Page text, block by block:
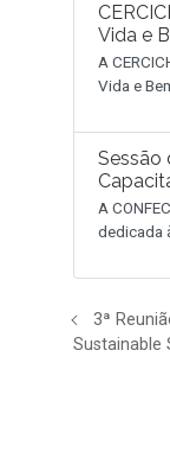
Vida e
A
Vida e
Sessão
A
dedicada
3ª
Sustainable